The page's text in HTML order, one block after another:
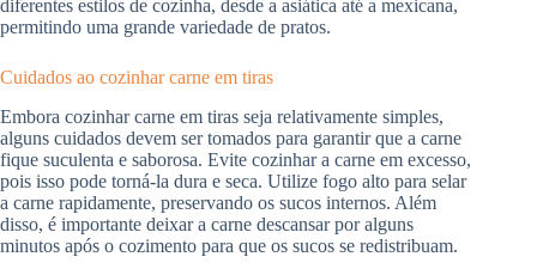
diferentes estilos de cozinha, desde a asiática até a mexicana,
permitindo uma grande variedade de pratos.
Cuidados ao cozinhar carne em tiras
Embora cozinhar carne em tiras seja relativamente simples,
alguns cuidados devem ser tomados para garantir que a carne
fique suculenta e saborosa. Evite cozinhar a carne em excesso,
pois isso pode torná-la dura e seca. Utilize fogo alto para selar
a carne rapidamente, preservando os sucos internos. Além
disso, é importante deixar a carne descansar por alguns
minutos após o cozimento para que os sucos se redistribuam.